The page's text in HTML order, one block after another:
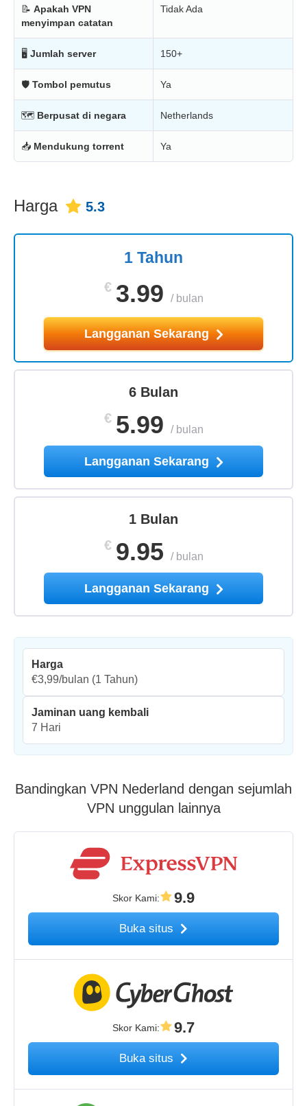
📝 Apakah VPN
menyimpan catatan
Tidak Ada
🖥 Jumlah server 150+
🛡 Tombol pemutus Ya
🗺 Berpusat di negara Netherlands
📥 Mendukung torrent Ya
Harga 5.3
1 Tahun
€ 3.99 / bulan
Langganan Sekarang
6 Bulan
€ 5.99 / bulan
Langganan Sekarang
1 Bulan
€ 9.95 / bulan
Langganan Sekarang
Harga
€3,99/bulan (1 Tahun)
Jaminan uang kembali
7 Hari
Bandingkan VPN Nederland dengan sejumlah
VPN unggulan lainnya
Skor Kami: 9.9
Buka situs
Skor Kami: 9.7
Buka situs